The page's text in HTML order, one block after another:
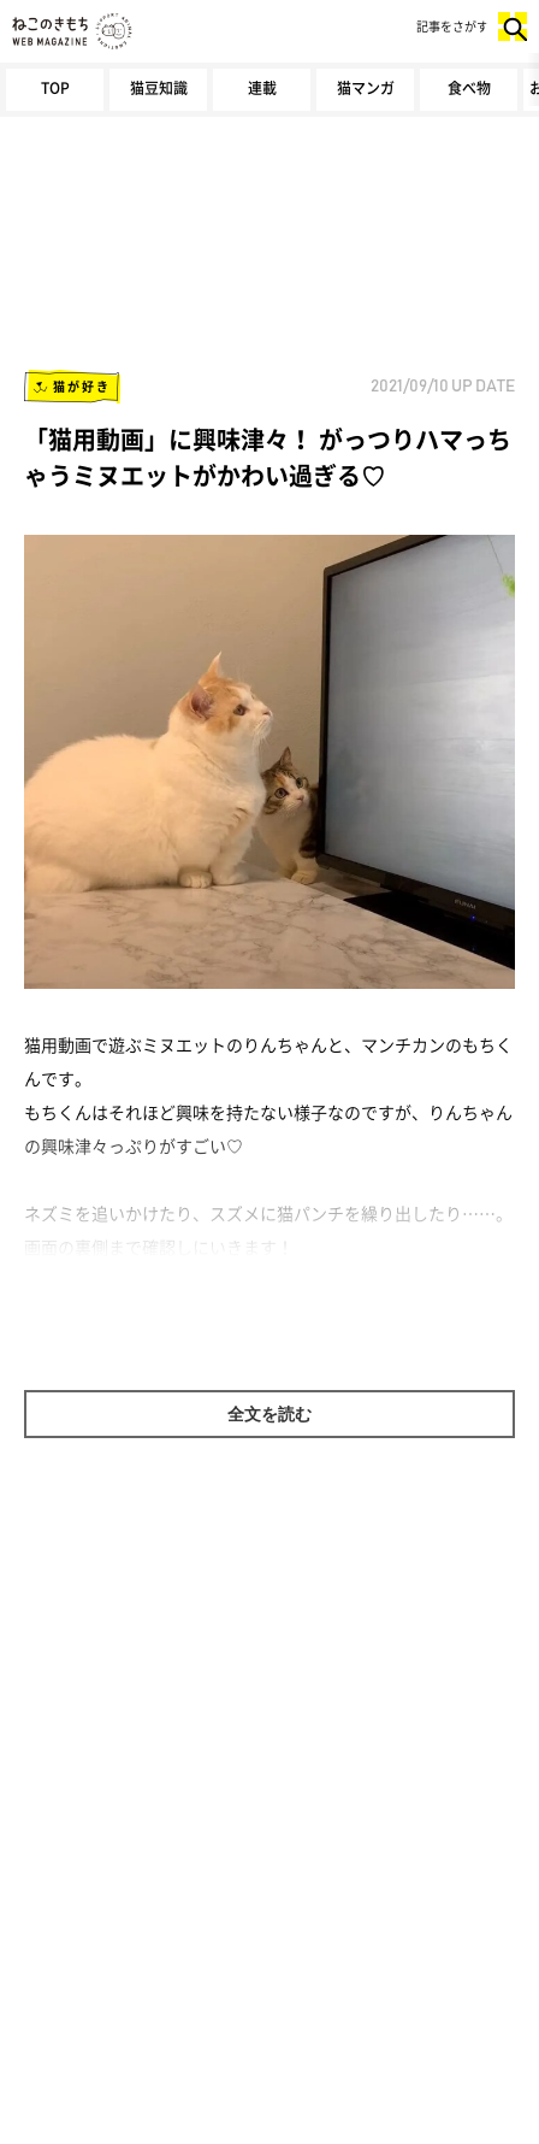
TOP 猫豆知識 連載 猫マンガ 食べ物
記事をさがす
猫が好き 2021/09/10 UP DATE
「猫用動画」に興味津々！ がっつりハマっち
ゃうミヌエットがかわい過ぎる♡
猫用動画で遊ぶミヌエットのりんちゃんと、マンチカンのもちく
んです。
もちくんはそれほど興味を持たない様子なのですが、りんちゃん
の興味津々っぷりがすごい♡
ネズミを追いかけたり、スズメに猫パンチを繰り出したり……。
画面の裏側まで確認しにいきます！
全文を読む